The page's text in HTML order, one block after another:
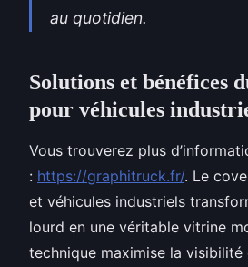
au quotidien.
Solutions et bénéfices
pour véhicules
Vous trouverez plus
: https://graphitruck.fr/. Le
et véhicules industriels
lourd en une véritable vitrine
technique maximise la